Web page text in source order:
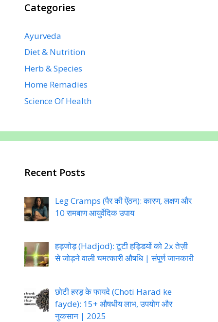
Categories
Ayurveda
Diet & Nutrition
Herb & Species
Home Remadies
Science Of Health
Recent Posts
Leg Cramps (पैर की ऐंठन): कारण, लक्षण और
10 रामबाण आयुर्वेदिक उपाय
हड़जोड़ (Hadjod): टूटी हड्डियों को 2x तेज़ी
से जोड़ने वाली चमत्कारी औषधि | संपूर्ण जानकारी
छोटी हरड़ के फायदे (Choti Harad ke
fayde): 15+ औषधीय लाभ, उपयोग और
नुकसान | 2025